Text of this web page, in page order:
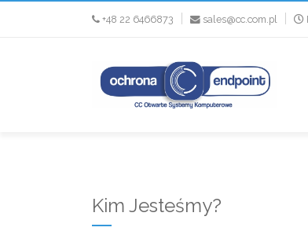
+48 22 6466873 sales@cc.com.pl
Kim Jesteśmy?